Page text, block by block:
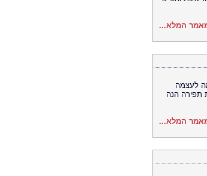
המלא...
לעצמה
תפירה הנה
המלא...